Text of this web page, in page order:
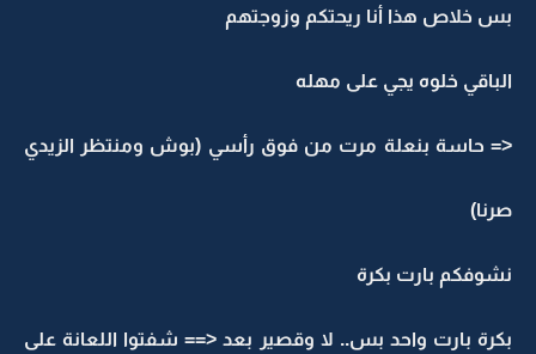
بس خلاص هذا أنا ريحتكم وزوجتهم
الباقي خلوه يجي على مهله
<= حاسة بنعلة مرت من فوق رأسي (بوش ومنتظر الزيدي
صرنا)
نشوفكم بارت بكرة
بكرة بارت واحد بس.. لا وقصير بعد <== شفتوا اللعانة على